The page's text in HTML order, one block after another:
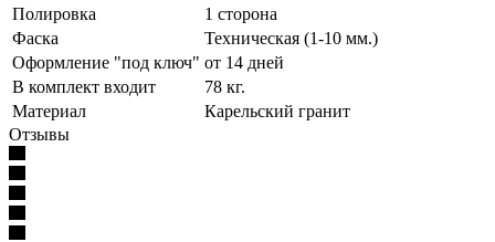
Полировка
1 сторона
Фаска
Техническая (1-10 мм.)
Оформление "под ключ" от 14 дней
В комплект входит
78 кг.
Материал
Карельский гранит
Отзывы